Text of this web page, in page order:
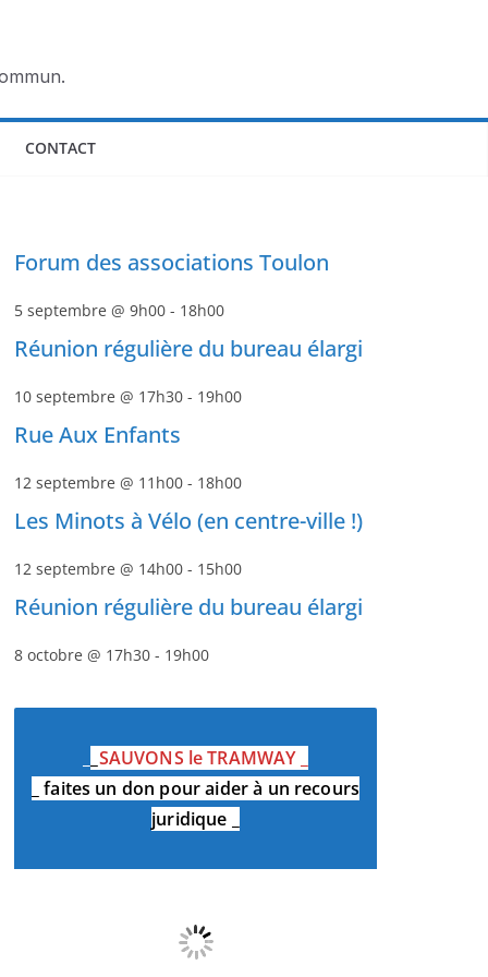
CONTACT
Forum des associations Toulon
5 septembre @ 9h00 - 18h00
Réunion régulière du bureau élargi
10 septembre @ 17h30 - 19h00
Rue Aux Enfants
12 septembre @ 11h00 - 18h00
Les Minots à Vélo (en centre-ville !)
12 septembre @ 14h00 - 15h00
Réunion régulière du bureau élargi
8 octobre @ 17h30 - 19h00
SAUVONS le TRAMWAY_
_faites un don pour aider à un recours
juridique